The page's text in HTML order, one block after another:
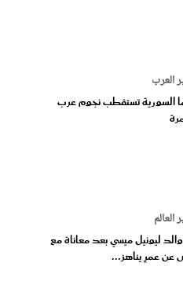
العرب
السورية تستقطب نجوم عرب
العالم
ليونيل ميسي بعد معاناة مع
عن عمرٍ يناهز...